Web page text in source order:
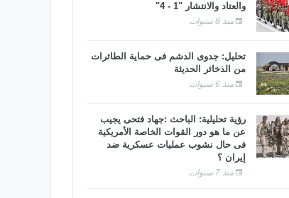
والعتاد والانتشار "1 - 4"
منذ 8 سنوات
تحليل: جدوى الدشم فى حماية الطائرات
من الذخائر الحديثة
منذ 6 سنوات
رؤية تحليلية: الباحث :جهاد فتحى يجيب
عن ما هو دور القوات الخاصة الأمريكية
فى حال نشوب عمليات عسكرية ضد
إيران ؟
منذ 7 سنوات